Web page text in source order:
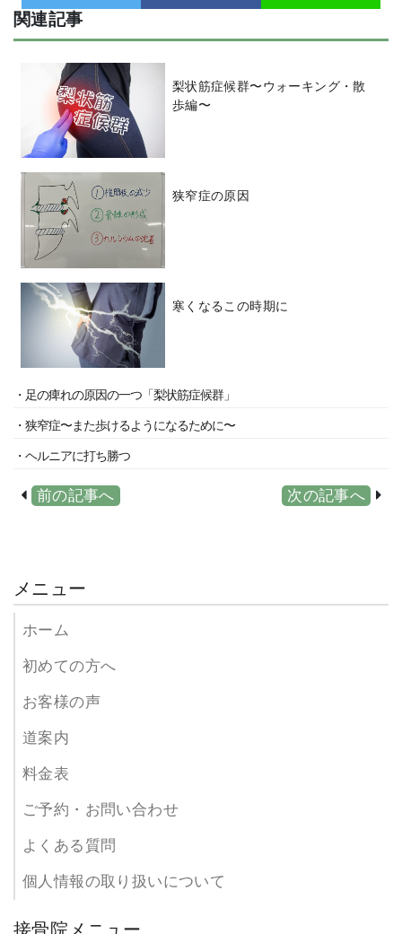
関連記事
梨状筋症候群〜ウォーキング・散
歩編〜
狭窄症の原因
寒くなるこの時期に
・足の痺れの原因の一つ「梨状筋症候群」
・狭窄症〜また歩けるようになるために〜
・ヘルニアに打ち勝つ
前の記事へ 次の記事へ
メニュー
ホーム
初めての方へ
お客様の声
道案内
料金表
ご予約・お問い合わせ
よくある質問
個人情報の取り扱いについて
接骨院メニュー